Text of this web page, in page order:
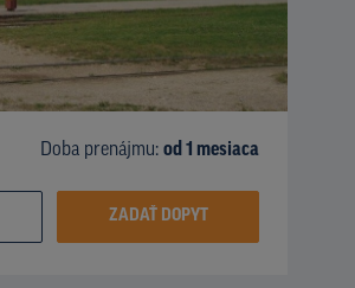
Doba prenájmu: od 1 mesiaca
ZADAŤ DOPYT